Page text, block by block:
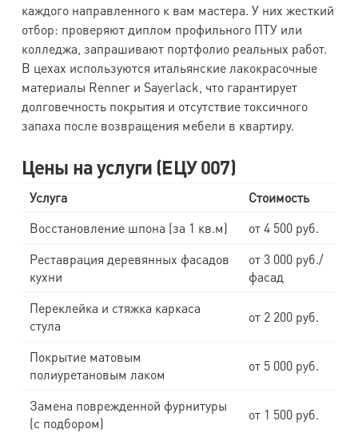
каждого направленного к вам мастера. У них жесткий
отбор: проверяют диплом профильного ПТУ или
колледжа, запрашивают портфолио реальных работ.
В цехах используются итальянские лакокрасочные
материалы Renner и Sayerlack, что гарантирует
долговечность покрытия и отсутствие токсичного
запаха после возвращения мебели в квартиру.
Цены на услуги (ЕЦУ 007)
Услуга
Стоимость
Восстановление шпона (за 1 кв.м)
от 4 500 руб.
Реставрация деревянных фасадов
кухни
от 3 000 руб./
фасад
Переклейка и стяжка каркаса
стула
от 2 200 руб.
Покрытие матовым
полиуретановым лаком
от 5 000 руб.
Замена поврежденной фурнитуры
(с подбором)
от 1 500 руб.